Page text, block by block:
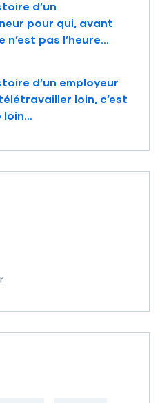
d’un
pour qui, avant
n’est pas l’heure…
d’un employeur
loin, c’est
loin…